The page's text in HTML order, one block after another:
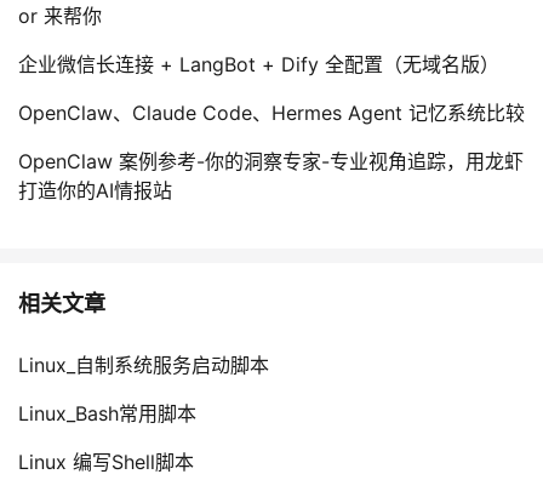
or 来帮你
企业微信长连接 + LangBot + Dify 全配置（无域名版）
OpenClaw、Claude Code、Hermes Agent 记忆系统比较
OpenClaw 案例参考-你的洞察专家-专业视角追踪，用龙虾
打造你的AI情报站
相关文章
Linux_自制系统服务启动脚本
Linux_Bash常用脚本
Linux 编写Shell脚本